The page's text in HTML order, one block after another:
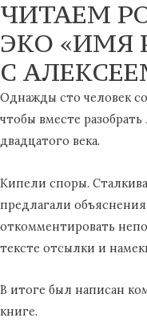
ЧИТАЕМ
ЭКО «ИМЯ
С
Однажды сто человек
чтобы вместе
двадцатого века.
Кипели споры.
предлагали
откомментировать
тексте отсылки и
В итоге был написан
книге.